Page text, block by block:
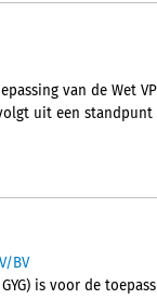
van de Wet
uit een
BV
is voor de